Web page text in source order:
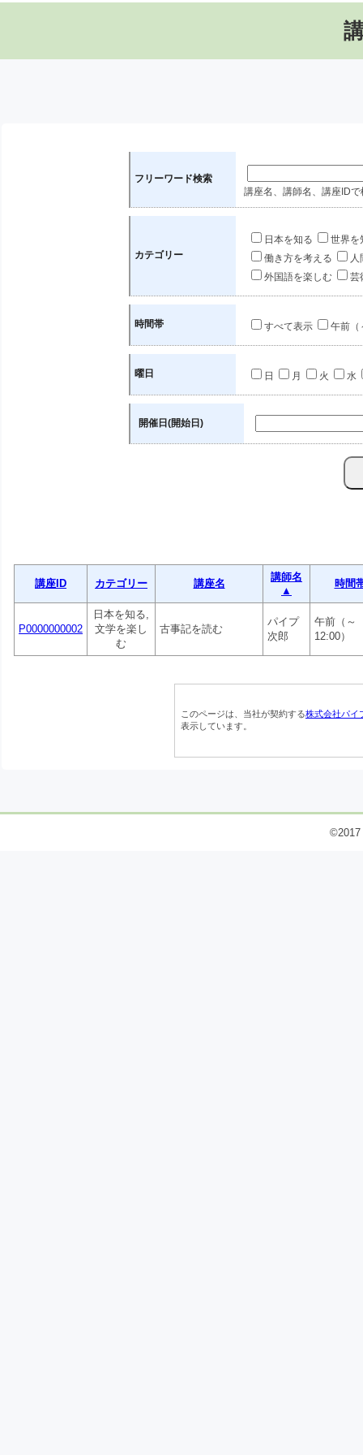
フリーワード検索
講座名、講師名、講座IDで
カテゴリー
日本を知る
世界を
働き方を考える
人
外国語を楽しむ
芸
時間帯 すべて表示 午前（
曜日 日 月 火 水
開催日(開始日)
講座ID カテゴリー 講座名
講師名
▲
時間
P0000000002
日本を知る,
文学を楽し
む
古事記を読む
パイプ
次郎
午前（～
12:00）
このページは、当社が契約する株式会社パイ
表示しています。
©2017